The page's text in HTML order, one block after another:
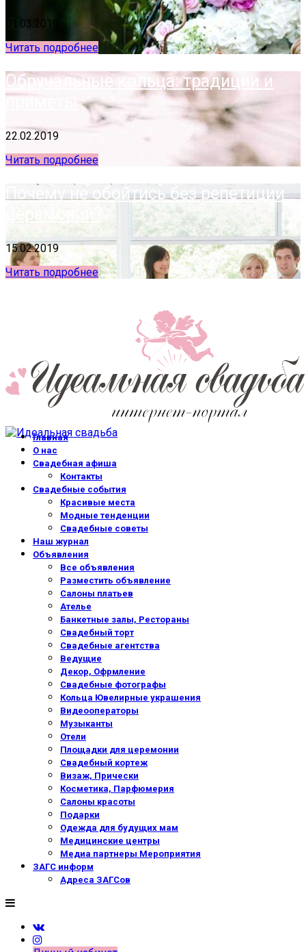
01.03.2019
Читать подробнее
Обручальные кольца: традиции и
приметы
22.02.2019
Читать подробнее
Почему не обойтись без репетиции
церемонии?
15.02.2019
Читать подробнее
Главная
О нас
Свадебная афиша
Контакты
Свадебные события
Красивые места
Модные тенденции
Свадебные советы
Наш журнал
Объявления
Все объявления
Разместить объявление
Салоны платьев
Ателье
Банкетные залы, Рестораны
Свадебный торт
Свадебные агентства
Ведущие
Декор, Офрмление
Свадебные фотографы
Кольца Ювелирные украшения
Видеооператоры
Музыканты
Отели
Площадки для церемонии
Свадебный кортеж
Визаж, Прически
Косметика, Парфюмерия
Салоны красоты
Подарки
Одежда для будущих мам
Медицинские центры
Медиа партнеры Мероприятия
ЗАГС информ
Адреса ЗАГСов